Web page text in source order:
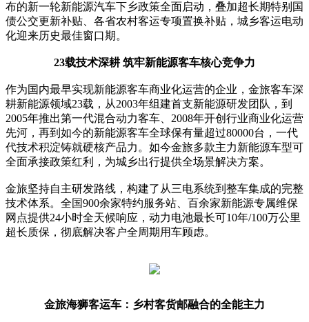
布的新一轮新能源汽车下乡政策全面启动，叠加超长期特别国
债公交更新补贴、各省农村客运专项置换补贴，城乡客运电动
化迎来历史最佳窗口期。
23载技术深耕 筑牢新能源客车核心竞争力
作为国内最早实现新能源客车商业化运营的企业，金旅客车深
耕新能源领域23载，从2003年组建首支新能源研发团队，到
2005年推出第一代混合动力客车、2008年开创行业商业化运营
先河，再到如今的新能源客车全球保有量超过80000台，一代
代技术积淀铸就硬核产品力。如今金旅多款主力新能源车型可
全面承接政策红利，为城乡出行提供全场景解决方案。
金旅坚持自主研发路线，构建了从三电系统到整车集成的完整
技术体系。全国900余家特约服务站、百余家新能源专属维保
网点提供24小时全天候响应，动力电池最长可10年/100万公里
超长质保，彻底解决客户全周期用车顾虑。
金旅海狮客运车：乡村客货邮融合的全能主力